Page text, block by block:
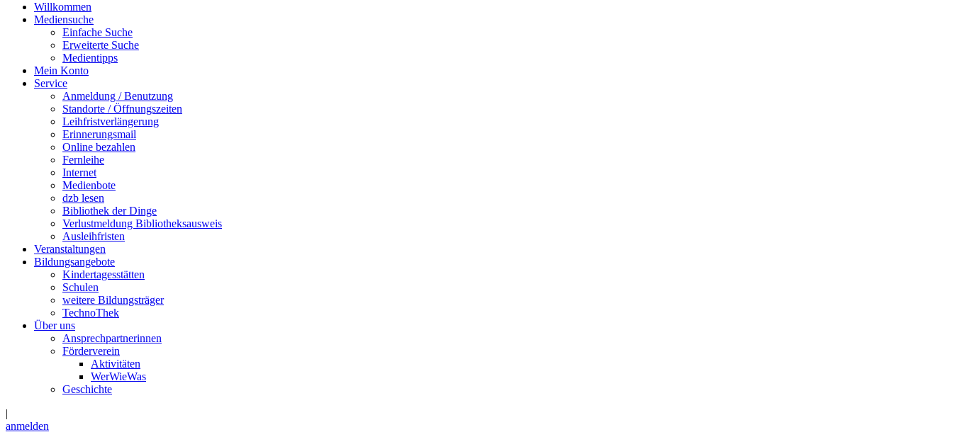
Willkommen
Mediensuche
Einfache Suche
Erweiterte Suche
Medientipps
Mein Konto
Service
Anmeldung / Benutzung
Standorte / Öffnungszeiten
Leihfristverlängerung
Erinnerungsmail
Online bezahlen
Fernleihe
Internet
Medienbote
dzb lesen
Bibliothek der Dinge
Verlustmeldung Bibliotheksausweis
Ausleihfristen
Veranstaltungen
Bildungsangebote
Kindertagesstätten
Schulen
weitere Bildungsträger
TechnoThek
Über uns
Ansprechpartnerinnen
Förderverein
Aktivitäten
WerWieWas
Geschichte
|
anmelden